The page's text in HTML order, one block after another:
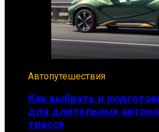
Автопутешествия
Как выбрать и
для длительных
трассе